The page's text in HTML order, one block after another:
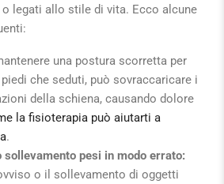
legati allo stile di vita. Ecco alcune
una postura scorretta per
che seduti, può sovraccaricare i
della schiena, causando dolore
la fisioterapia può aiutarti a
.
pesi in modo errato:
o il sollevamento di oggetti